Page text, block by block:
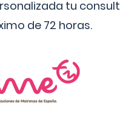
tu
de 72 horas.